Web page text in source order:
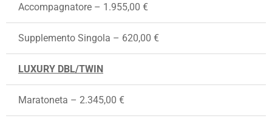
Accompagnatore – 1.955,00 €
Supplemento Singola – 620,00 €
LUXURY DBL/TWIN
Maratoneta – 2.345,00 €